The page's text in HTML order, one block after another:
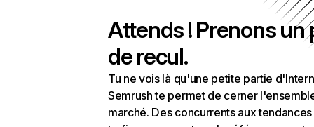
Attends ! Prenons un
de recul.
Tu ne vois là qu'une petite partie
Semrush te permet de cerner
marché. Des concurrents aux